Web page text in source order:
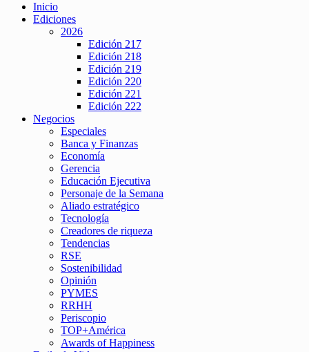
Inicio
Ediciones
2026
Edición 217
Edición 218
Edición 219
Edición 220
Edición 221
Edición 222
Negocios
Especiales
Banca y Finanzas
Economía
Gerencia
Educación Ejecutiva
Personaje de la Semana
Aliado estratégico
Tecnología
Creadores de riqueza
Tendencias
RSE
Sostenibilidad
Opinión
PYMES
RRHH
Periscopio
TOP+América
Awards of Happiness